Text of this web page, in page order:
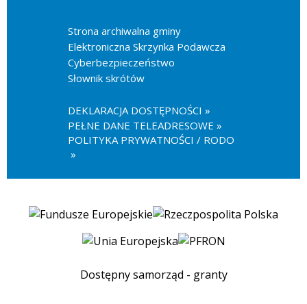
Strona archiwalna gminy
Elektroniczna Skrzynka Podawcza
Cyberbezpieczeństwo
Słownik skrótów
DEKLARACJA DOSTĘPNOŚCI
PEŁNE DANE TELEADRESOWE
POLITYKA PRYWATNOŚCI / RODO
Dostępny samorząd - granty